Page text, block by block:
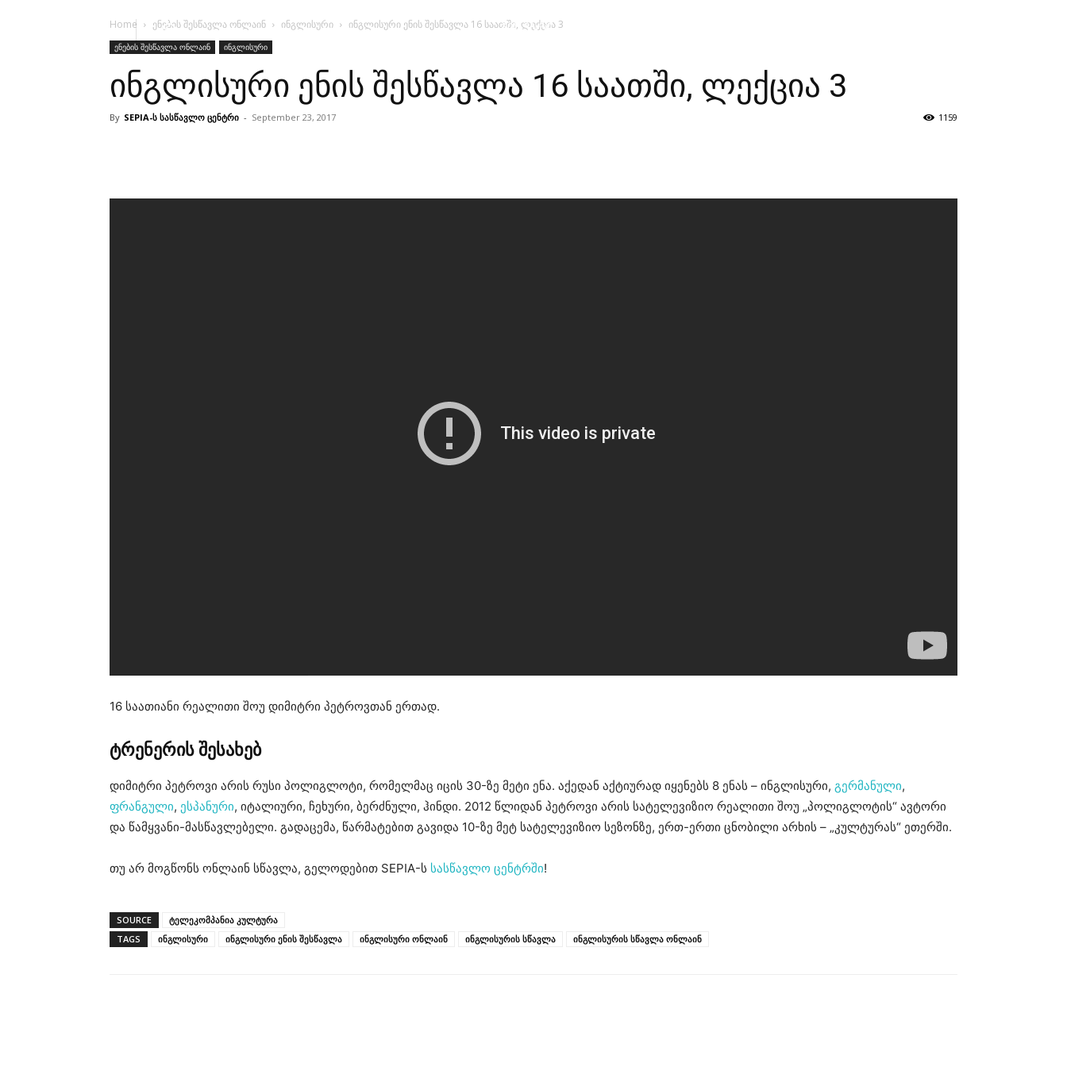
მთავარი
Home ენების შესწავლა ონლაინ ინგლისური ინგლისური ენის შესწავლა 16 საათში, ლექცია 3
ენების შესწავლა ონლაინ ინგლისური
ინგლისური ენის შესწავლა 16 საათში, ლექცია 3
By SEPIA-ს სასწავლო ცენტრი - September 23, 2017 1159
16 საათიანი რეალითი შოუ დიმიტრი პეტროვთან ერთად.
ტრენერის შესახებ
დიმიტრი პეტროვი არის რუსი პოლიგლოტი, რომელმაც იცის 30-ზე მეტი ენა. აქედან აქტიურად იყენებს 8 ენას – ინგლისური, გერმანული,
ფრანგული, ესპანური, იტალიური, ჩეხური, ბერძნული, ჰინდი. 2012 წლიდან პეტროვი არის სატელევიზიო რეალითი შოუ „პოლიგლოტის“ ავტორი
და წამყვანი-მასწავლებელი. გადაცემა, წარმატებით გავიდა 10-ზე მეტ სატელევიზიო სეზონზე, ერთ-ერთი ცნობილი არხის – „კულტურას“ ეთერში.
თუ არ მოგწონს ონლაინ სწავლა, გელოდებით SEPIA-ს სასწავლო ცენტრში!
SOURCE
ტელეკომპანია კულტურა
TAGS
ინგლისური ინგლისური ენის შესწავლა ინგლისური ონლაინ ინგლისურის სწავლა ინგლისურის სწავლა ონლაინ